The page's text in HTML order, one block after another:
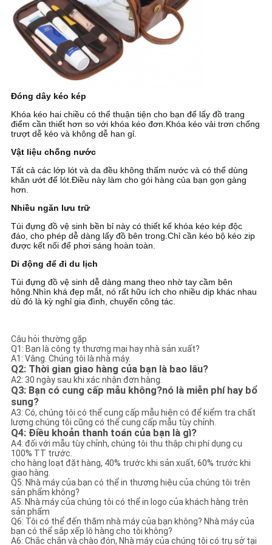
Đóng dây kéo kép
Khóa kéo hai chiều có thể thuận tiện cho bạn để lấy đồ trang
điểm cần thiết hơn so với khóa kéo đơn.Khóa kéo vải trơn chống
trượt dễ kéo và không dễ han gỉ.
Vật liệu chống nước
Tất cả các lớp lót và da đều không thấm nước và có thể dùng
khăn ướt để lót.Điều này làm cho gói hàng của bạn gọn gàng
hơn.
Nhiều ngăn lưu trữ
Túi đựng đồ vệ sinh bền bỉ này có thiết kế khóa kéo kép độc
đáo, cho phép dễ dàng lấy đồ bên trong.Chỉ cần kéo bộ kéo zip
được kết nối để phơi sáng hoàn toàn.
Di động để đi du lịch
Túi đựng đồ vệ sinh dễ dàng mang theo nhờ tay cầm bên
hông.Nhìn khá đẹp mắt, nó rất hữu ích cho nhiều dịp khác nhau
dù đó là kỳ nghỉ gia đình, chuyến công tác.
Câu hỏi thường gặp
Q1: Bạn là công ty thương mại hay nhà sản xuất?
A1: Vâng. Chúng tôi là nhà máy.
Q2: Thời gian giao hàng của bạn là bao lâu?
A2: 30 ngày sau khi xác nhận đơn hàng.
Q3: Bạn có cung cấp mẫu không?nó là miễn phí hay bổ
sung?
A3: Có, chúng tôi có thể cung cấp mẫu hiện có để kiểm tra chất
lượng.chúng tôi cũng có thể cung cấp mẫu tùy chỉnh.
Q4: Điều khoản thanh toán của bạn là gì?
A4: đối với mẫu tùy chỉnh, chúng tôi thu thập chi phí dụng cụ
100% TT trước.
cho hàng loạt đặt hàng, 40% trước khi sản xuất, 60% trước khi
giao hàng.
Q5: Nhà máy của bạn có thể in thương hiệu của chúng tôi trên
sản phẩm không?
A5: Nhà máy của chúng tôi có thể in logo của khách hàng trên
sản phẩm
Q6: Tôi có thể đến thăm nhà máy của bạn không? Nhà máy của
bạn có thể sắp xếp lô hàng cho tôi không?
A6: Chắc chắn và chào đón, Nhà máy của chúng tôi có trụ sở tại